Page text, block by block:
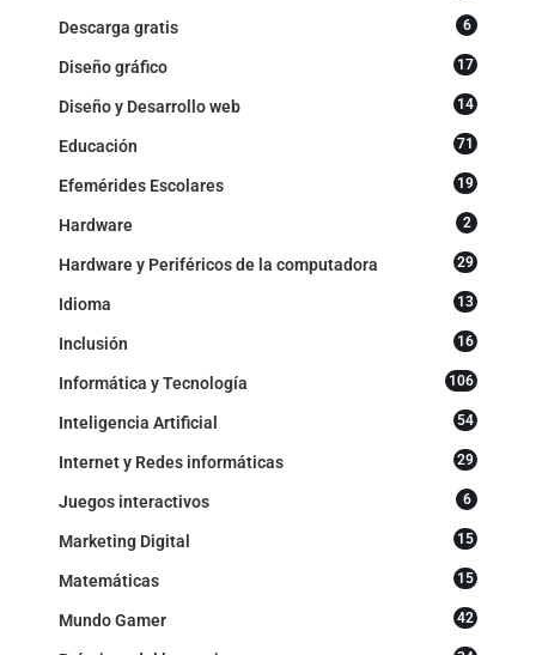
Descarga gratis 6
Diseño gráfico 17
Diseño y Desarrollo web 14
Educación 71
Efemérides Escolares 19
Hardware 2
Hardware y Periféricos de la computadora 29
Idioma 13
Inclusión 16
Informática y Tecnología 106
Inteligencia Artificial 54
Internet y Redes informáticas 29
Juegos interactivos 6
Marketing Digital 15
Matemáticas 15
Mundo Gamer 42